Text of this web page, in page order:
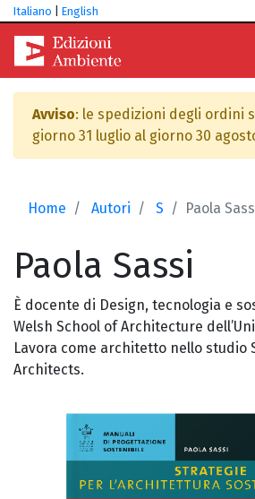
Italiano English
Avviso: le spedizioni degli ordini
giorno 31 luglio al giorno 30
Home Autori S Paola
Paola Sassi
È docente di Design, tecnologia e
Welsh School of Architecture
Lavora come architetto nello studio
Architects.